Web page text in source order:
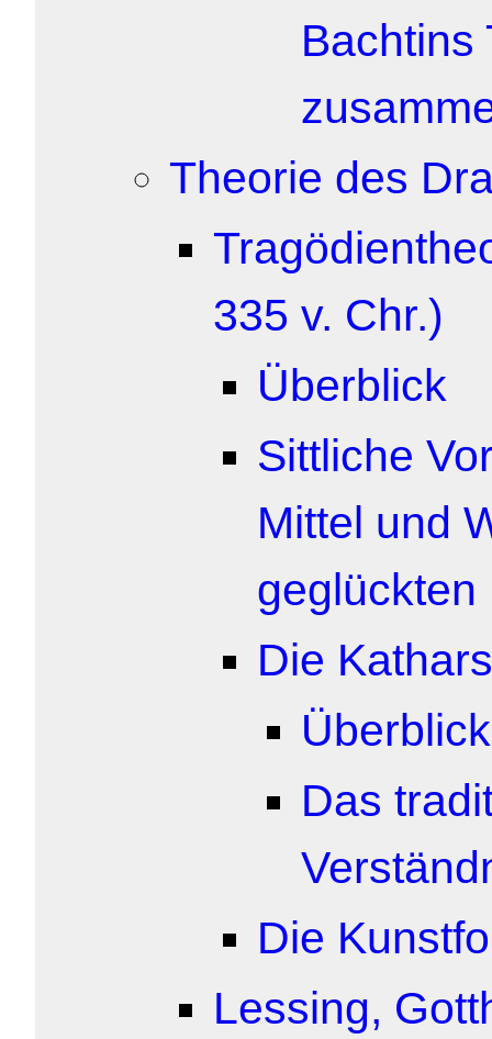
Bachtins
Theorie des
335 v. Chr.)
Überblick
Sittliche
Mittel und
geglückten
Die
Überblick
Das
Die
Lessing,